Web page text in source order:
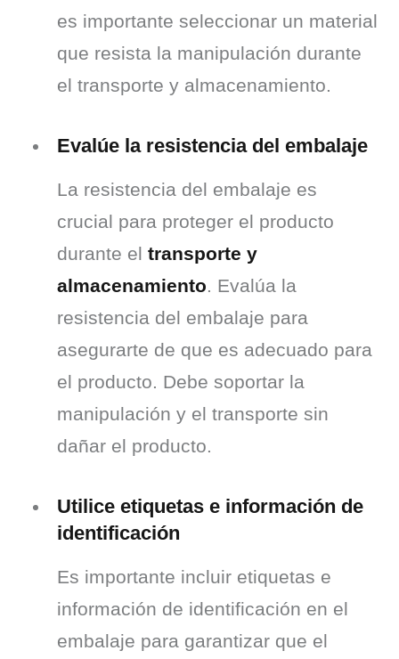
es importante seleccionar un material
que resista la manipulación durante
el transporte y almacenamiento.
Evalúe la resistencia del embalaje
La resistencia del embalaje es
crucial para proteger el producto
durante el transporte y
almacenamiento . Evalúa la
resistencia del embalaje para
asegurarte de que es adecuado para
el producto. Debe soportar la
manipulación y el transporte sin
dañar el producto.
Utilice etiquetas e información de
identificación
Es importante incluir etiquetas e
información de identificación en el
embalaje para garantizar que el